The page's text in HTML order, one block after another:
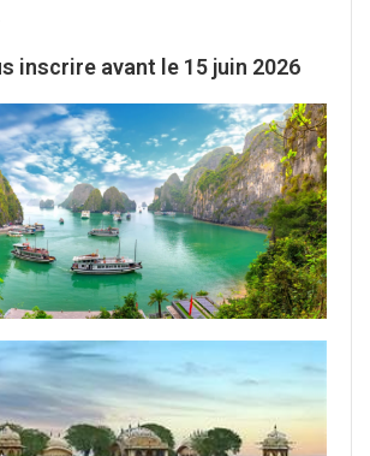
inscrire avant le 15 juin 2026